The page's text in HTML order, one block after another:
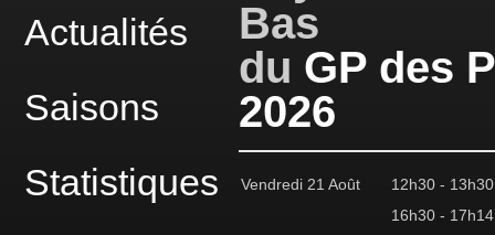
Actualités
Saisons
Statistiques
du GP des
2026
Vendredi 21 Août
12h30 - 13h30
16h30 - 17h14